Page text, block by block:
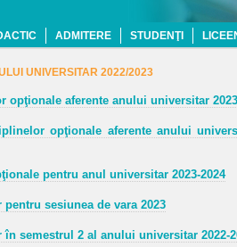
ADMITERE STUDENŢI
UNIVERSITAR 2022/2023
opţionale aferente anului universitar
opţionale aferente anului
pentru anul universitar 2023-2024
pentru sesiunea de vara 2023
în semestrul 2 al anului universitar 2022-